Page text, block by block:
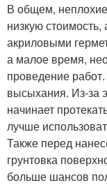
В общем, неплохие
низкую стоимость,
акриловыми
а малое время,
проведение
высыхания. Из-за
начинает
лучше
Также перед
грунтовка
больше шансов